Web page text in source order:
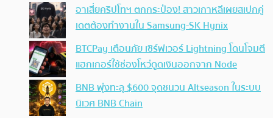
อาเสี่ยคริปโทฯ ตกกระป๋อง! สาวเกาหลีเผยสเปกคู่
เดตต้องทำงานใน Samsung-SK Hynix
BTCPay เตือนภัย เซิร์ฟเวอร์ Lightning โดนโจมตี
แฮกเกอร์ใช้ช่องโหว่ดูดเงินออกจาก Node
BNB พุ่งทะลุ $600 จุดชนวน Altseason ในระบบ
นิเวศ BNB Chain